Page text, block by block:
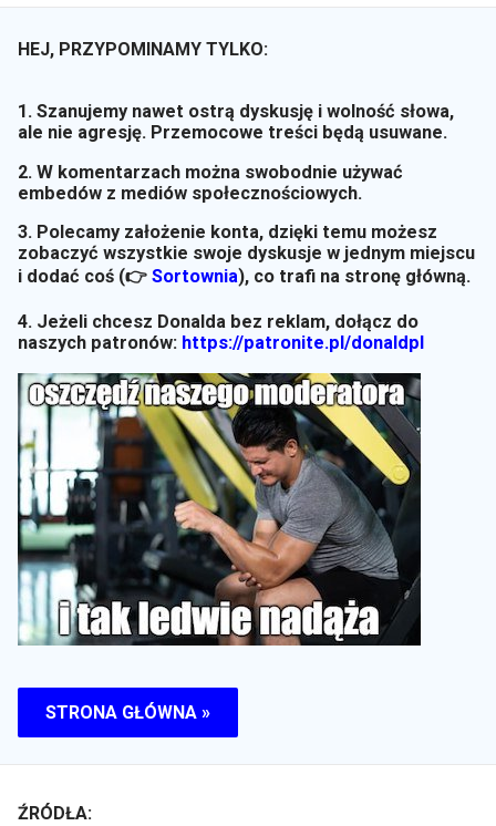
HEJ, PRZYPOMINAMY TYLKO:
1. Szanujemy nawet ostrą dyskusję i wolność słowa,
ale nie agresję. Przemocowe treści będą usuwane.
2. W komentarzach można swobodnie używać
embedów z mediów społecznościowych.
3. Polecamy założenie konta, dzięki temu możesz
zobaczyć wszystkie swoje dyskusje w jednym miejscu
i dodać coś (👉 Sortownia), co trafi na stronę główną.
4. Jeżeli chcesz Donalda bez reklam, dołącz do
naszych patronów: https://patronite.pl/donaldpl
STRONA GŁÓWNA »
ŹRÓDŁA: